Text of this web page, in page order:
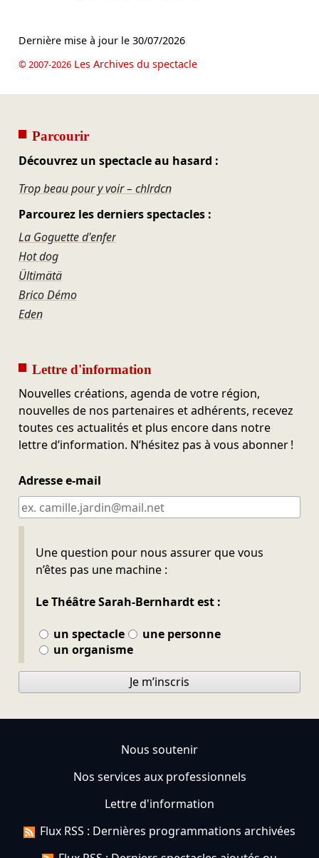
Dernière mise à jour le 30/07/2026
© 2007-2026Les Archives du spectacle
Parcourir
Découvrez un spectacle au hasard :
Trop beau pour y voir – chlrdcn
Parcourez les derniers spectacles :
La Goguette d'enfer
Hot dog
Ültimätä
Brico Démo
Eden
Lettre d'information
Nouvelles créations, agenda de votre région,
nouvelles de nos partenaires et adhérents, recevez
toutes ces actualités et plus encore dans notre
lettre d’information. N’hésitez pas à vous abonner !
Adresse e-mail
Une question pour nous assurer que vous
n’êtes pas une machine :
Le Théâtre Sarah-Bernhardt est :
un spectacle
une personne
un organisme
Ne pas remplir
Je m’inscris
Nous soutenir
Nos services aux professionnels
Lettre d'information
Flux RSS : Dernières programmations archivées